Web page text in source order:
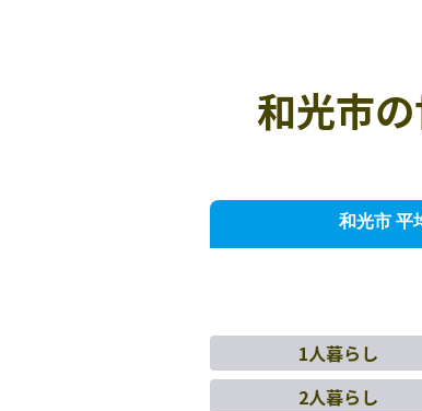
和光市
和光市 平
1人暮らし
2人暮らし